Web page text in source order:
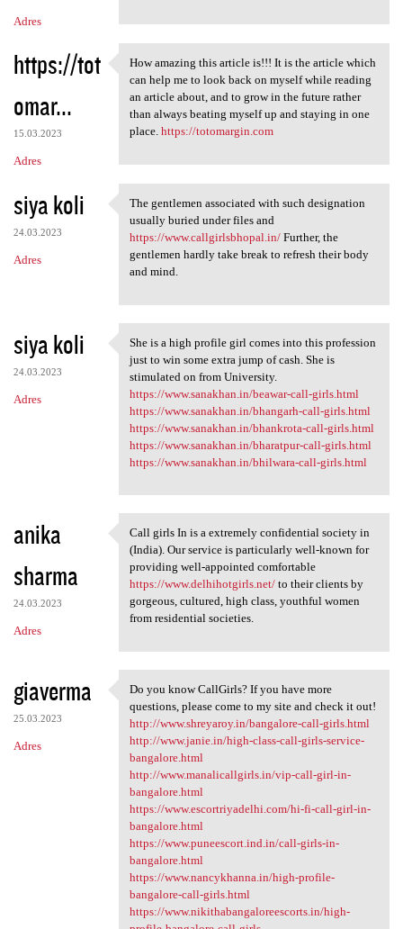
Adres
https://tot
omar...
15.03.2023
Adres
How amazing this article is!!
How amazing this article is!!! It is the article which
can help me to look back on myself while reading
an article about, and to grow in the future rather
than always beating myself up and staying in one
place. https://totomargin.com
siya koli
24.03.2023
Adres
The gentlemen associated with
The gentlemen associated with such designation
usually buried under files and
https://www.callgirlsbhopal.in/Further, the
gentlemen hardly take break to refresh their body
and mind.
siya koli
24.03.2023
Adres
She is a high profile girl
She is a high profile girl comes into this profession
just to win some extra jump of cash. She is
stimulated on from University.
https://www.sanakhan.in/beawar-call-girls.html
https://www.sanakhan.in/bhangarh-call-girls.html
https://www.sanakhan.in/bhankrota-call-girls.html
https://www.sanakhan.in/bharatpur-call-girls.html
https://www.sanakhan.in/bhilwara-call-girls.html
anika
sharma
24.03.2023
Adres
Call girls In is a extremely
Call girls In is a extremely confidential society in
(India). Our service is particularly well-known for
providing well-appointed comfortable
https://www.delhihotgirls.net/to their clients by
gorgeous, cultured, high class, youthful women
from residential societies.
giaverma
25.03.2023
Adres
Do you know CallGirls? If you
Do you know CallGirls? If you have more
questions, please come to my site and check it out!
http://www.shreyaroy.in/bangalore-call-girls.html
http://www.janie.in/high-class-call-girls-service-
bangalore.html
http://www.manalicallgirls.in/vip-call-girl-in-
bangalore.html
https://www.escortriyadelhi.com/hi-fi-call-girl-in-
bangalore.html
https://www.puneescort.ind.in/call-girls-in-
bangalore.html
https://www.nancykhanna.in/high-profile-
bangalore-call-girls.html
https://www.nikithabangaloreescorts.in/high-